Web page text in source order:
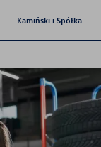
Kamiński i Spółka